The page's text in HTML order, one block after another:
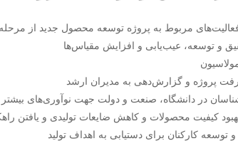
مربوط به پروژه توسعه محصول جدید از مرحله
و توسعه، عیب‌یابی و افزایش مقیاس‌ها
پروژه و گزارش‌دهی به مدیران ارشد
در دانشگاه، صنعت و دولت جهت نوآوری‌های بیشتر
کیفیت محصولات و کاهش ضایعات تولیدی و یافتن
توسعه کارکنان برای دستیابی به اهداف تولید